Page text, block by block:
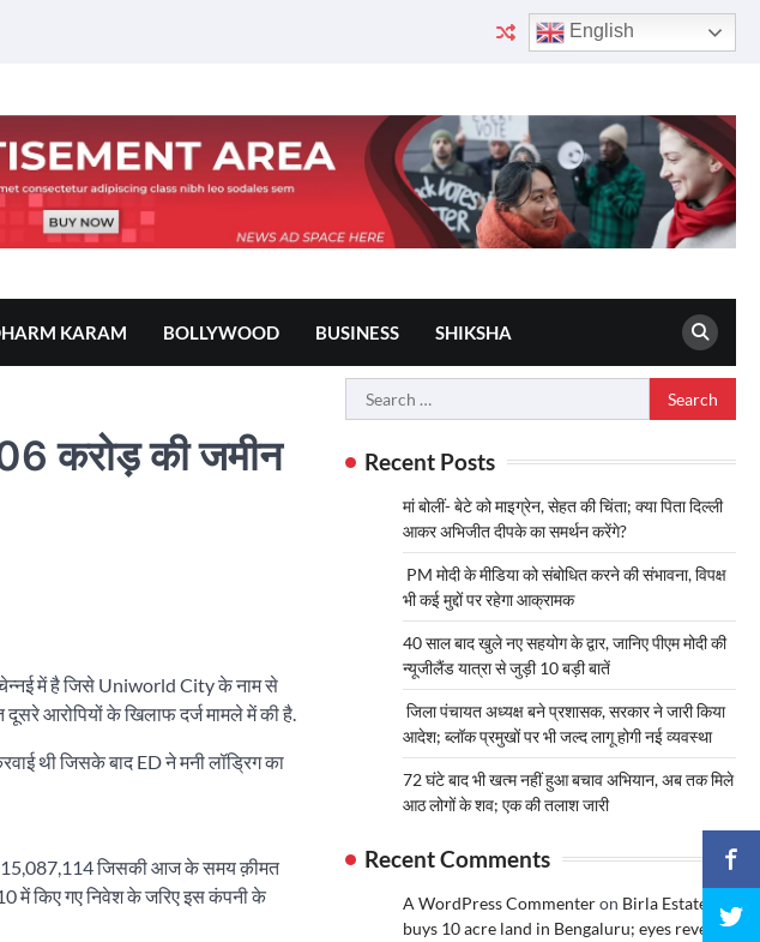
English
KARAM BOLLYWOOD BUSINESS SHIKSHA
करोड़ की जमीन
में है जिसे Uniworld City के नाम से
आरोपियों के खिलाफ दर्ज मामले में की है.
थी जिसके बाद ED ने मनी लॉड्रिग का
15,087,114 जिसकी आज के समय क़ीमत
किए गए निवेश के जरिए इस कंपनी के
Search
for:
Recent Posts
मां बोलीं- बेटे को माइग्रेन, सेहत की चिंता; क्या पिता दिल्ली
आकर अभिजीत दीपके का समर्थन करेंगे?
PM मोदी के मीडिया को संबोधित करने की संभावना, विपक्ष
भी कई मुद्दों पर रहेगा आक्रामक
40 साल बाद खुले नए सहयोग के द्वार, जानिए पीएम मोदी की
न्यूजीलैंड यात्रा से जुड़ी 10 बड़ी बातें
जिला पंचायत अध्यक्ष बने प्रशासक, सरकार ने जारी किया
आदेश; ब्लॉक प्रमुखों पर भी जल्द लागू होगी नई व्यवस्था
72 घंटे बाद भी खत्म नहीं हुआ बचाव अभियान, अब तक मिले
आठ लोगों के शव; एक की तलाश जारी
Recent Comments
A WordPress Commenteron Birla Estates
buys 10 acre land in Bengaluru; eyes revenue